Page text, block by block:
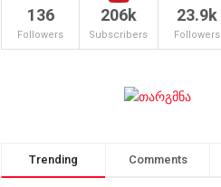
136
Followers
206k
Subscribers
23.9k
Followers
Trending Comments